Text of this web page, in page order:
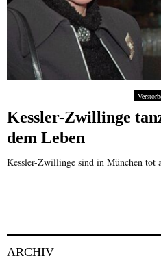
Kessler-Zwillinge
dem Leben
Kessler-Zwillinge sind in München tot
ARCHIV